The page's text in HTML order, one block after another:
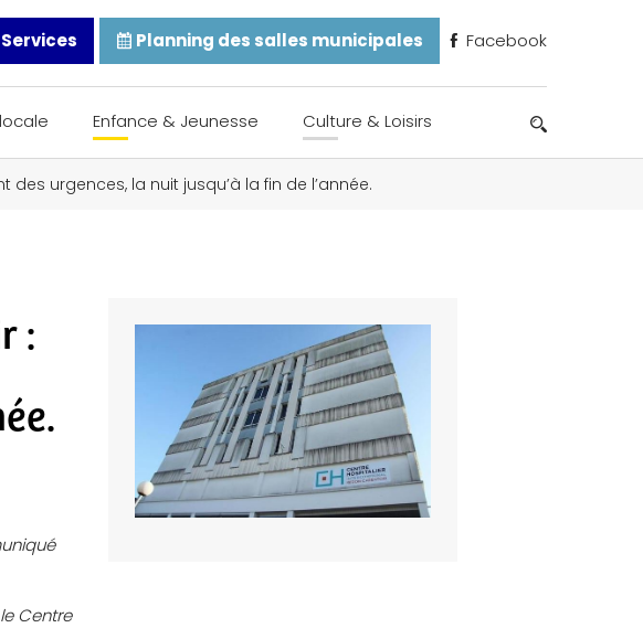
Planning des salles municipales Facebook
Enfance & Jeunesse Culture & Loisirs
des urgences, la nuit jusqu’à la fin de l’année.
:
Centre